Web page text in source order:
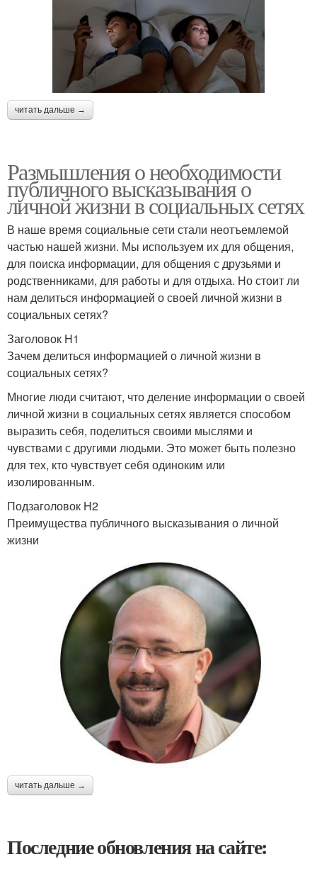
читать дальше →
Размышления о необходимости
публичного высказывания о
личной жизни в социальных сетях
В наше время социальные сети стали неотъемлемой
частью нашей жизни. Мы используем их для общения,
для поиска информации, для общения с друзьями и
родственниками, для работы и для отдыха. Но стоит ли
нам делиться информацией о своей личной жизни в
социальных сетях?
Заголовок H1
Зачем делиться информацией о личной жизни в
социальных сетях?
Многие люди считают, что деление информации о своей
личной жизни в социальных сетях является способом
выразить себя, поделиться своими мыслями и
чувствами с другими людьми. Это может быть полезно
для тех, кто чувствует себя одиноким или
изолированным.
Подзаголовок H2
Преимущества публичного высказывания о личной
жизни
читать дальше →
Последние обновления на сайте: